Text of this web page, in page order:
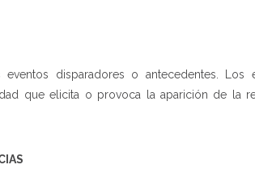
eventos disparadores o antecedentes. Los
que elicita o provoca la aparición de la